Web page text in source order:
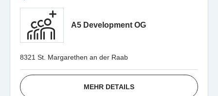
A5 Development OG
8321 St. Margarethen an der Raab
MEHR DETAILS